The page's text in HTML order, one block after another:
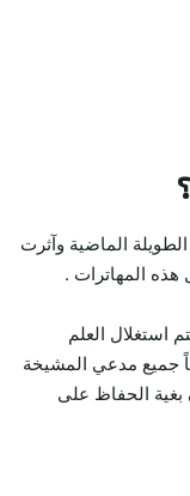
الماضية وآثرت
المهاترات .
استغلال العلم
جميع مدعي المشيخة
الحفاظ على